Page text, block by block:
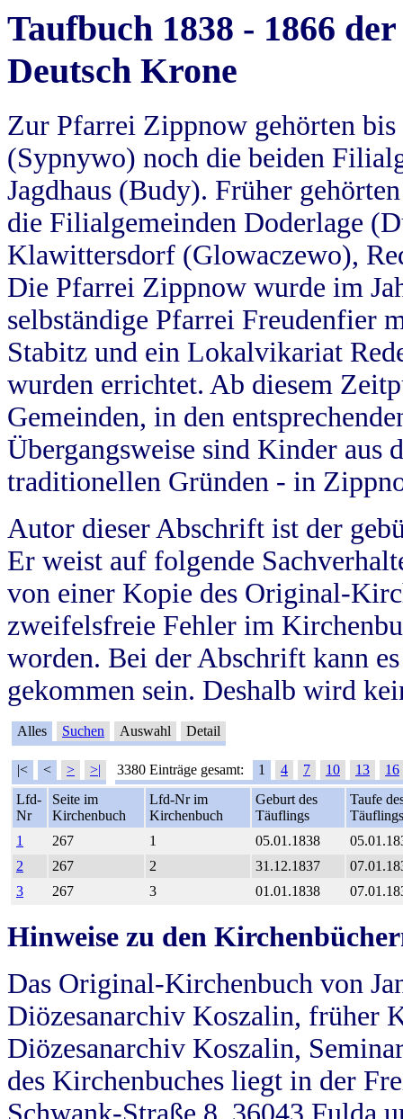
Taufbuch 1838 - 1866
Deutsch Krone
Zur Pfarrei Zippnow gehörten
(Sypnywo) noch die beiden
Jagdhaus (Budy). Früher
die Filialgemeinden Doderlage
Klawittersdorf (Glowaczewo),
Die Pfarrei Zippnow wurde im
selbständige Pfarrei Freudenfier
Stabitz und ein Lokalvikariat
wurden errichtet. Ab diesem
Gemeinden, in den
Übergangsweise sind Kinder aus
traditionellen Gründen - in
Autor dieser Abschrift ist der
Er weist auf folgende
von einer Kopie des Original-
zweifelsfreie Fehler im
worden. Bei der Abschrift kann
gekommen sein. Deshalb wird
Alles Suchen Auswahl Detail
|< < > >| 3380 Einträge gesamt: 1 4 7 10 13
16
Lfd-
Nr
Seite im
Kirchenbuch
Lfd-Nr im
Kirchenbuch
Geburt des
Täuflings
Taufe
Täuflings
1
267 1 05.01.1838
2
267 2 31.12.1837
3
267 3 01.01.1838
Hinweise zu den
Das Original-Kirchenbuch von
Diözesanarchiv Koszalin, früher
Diözesanarchiv Koszalin,
des Kirchenbuches liegt in der